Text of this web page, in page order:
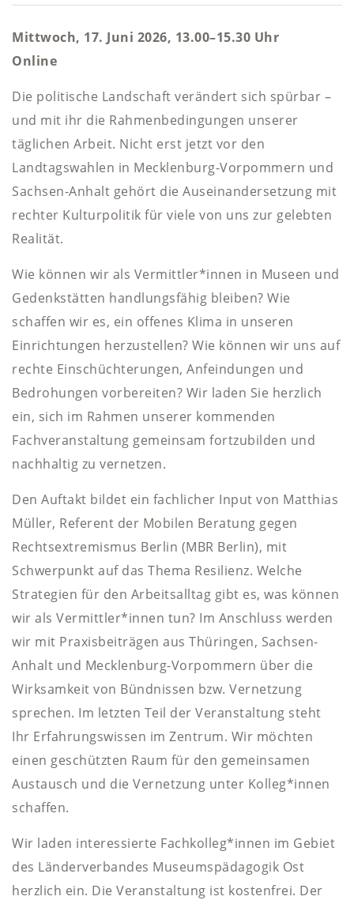
Mittwoch, 17. Juni 2026, 13.00–15.30 Uhr
Online
Die politische Landschaft verändert sich spürbar –
und mit ihr die Rahmenbedingungen unserer
täglichen Arbeit. Nicht erst jetzt vor den
Landtagswahlen in Mecklenburg-Vorpommern und
Sachsen-Anhalt gehört die Auseinandersetzung mit
rechter Kulturpolitik für viele von uns zur gelebten
Realität.
Wie können wir als Vermittler*innen in Museen und
Gedenkstätten handlungsfähig bleiben? Wie
schaffen wir es, ein offenes Klima in unseren
Einrichtungen herzustellen? Wie können wir uns auf
rechte Einschüchterungen, Anfeindungen und
Bedrohungen vorbereiten? Wir laden Sie herzlich
ein, sich im Rahmen unserer kommenden
Fachveranstaltung gemeinsam fortzubilden und
nachhaltig zu vernetzen.
Den Auftakt bildet ein fachlicher Input von Matthias
Müller, Referent der Mobilen Beratung gegen
Rechtsextremismus Berlin (MBR Berlin), mit
Schwerpunkt auf das Thema Resilienz. Welche
Strategien für den Arbeitsalltag gibt es, was können
wir als Vermittler*innen tun? Im Anschluss werden
wir mit Praxisbeiträgen aus Thüringen, Sachsen-
Anhalt und Mecklenburg-Vorpommern über die
Wirksamkeit von Bündnissen bzw. Vernetzung
sprechen. Im letzten Teil der Veranstaltung steht
Ihr Erfahrungswissen im Zentrum. Wir möchten
einen geschützten Raum für den gemeinsamen
Austausch und die Vernetzung unter Kolleg*innen
schaffen.
Wir laden interessierte Fachkolleg*innen im Gebiet
des Länderverbandes Museumspädagogik Ost
herzlich ein. Die Veranstaltung ist kostenfrei. Der